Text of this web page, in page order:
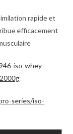
rapide et
efficacement
iso-whey-
series/iso-